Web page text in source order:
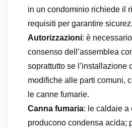
in un condominio richiede il
requisiti per garantire
Autorizzazioni: è
consenso dell’assemblea
soprattutto se l’installazione
modifiche alle parti comuni,
le canne fumarie.
Canna fumaria: le caldaie a
producono condensa acida;